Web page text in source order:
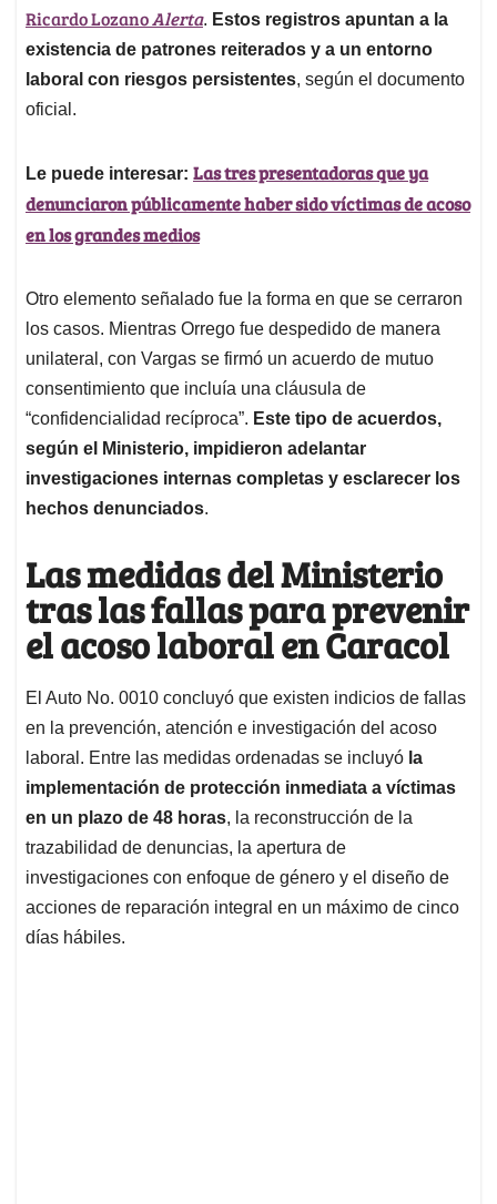
Ricardo LozanoAlerta. Estos registros apuntan a la
existencia de patrones reiterados y a un entorno
laboral con riesgos persistentes, según el documento
oficial.
Le puede interesar: Las tres presentadoras que ya
denunciaron públicamente haber sido víctimas de acoso
en los grandes medios
Otro elemento señalado fue la forma en que se cerraron
los casos. Mientras Orrego fue despedido de manera
unilateral, con Vargas se firmó un acuerdo de mutuo
consentimiento que incluía una cláusula de
“confidencialidad recíproca”. Este tipo de acuerdos,
según el Ministerio, impidieron adelantar
investigaciones internas completas y esclarecer los
hechos denunciados.
Las medidas del Ministerio
tras las fallas para prevenir
el acoso laboral en Caracol
El Auto No. 0010 concluyó que existen indicios de fallas
en la prevención, atención e investigación del acoso
laboral. Entre las medidas ordenadas se incluyó la
implementación de protección inmediata a víctimas
en un plazo de 48 horas, la reconstrucción de la
trazabilidad de denuncias, la apertura de
investigaciones con enfoque de género y el diseño de
acciones de reparación integral en un máximo de cinco
días hábiles.